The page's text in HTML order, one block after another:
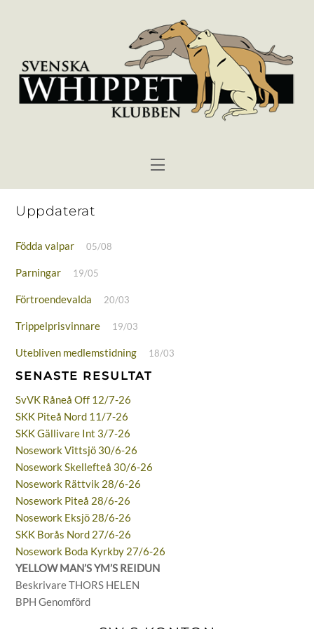
Menu
Uppdaterat
Födda valpar 05/08
Parningar 19/05
Förtroendevalda 20/03
Trippelprisvinnare 19/03
Utebliven medlemstidning 18/03
SENASTE RESULTAT
SvVK Råneå Off 12/7-26
SKK Piteå Nord 11/7-26
SKK Gällivare Int 3/7-26
Nosework Vittsjö 30/6-26
Nosework Skellefteå 30/6-26
Nosework Rättvik 28/6-26
Nosework Piteå 28/6-26
Nosework Eksjö 28/6-26
SKK Borås Nord 27/6-26
Nosework Boda Kyrkby 27/6-26
YELLOW MAN’S YM’S REIDUN
Beskrivare THORS HELEN
BPH Genomförd